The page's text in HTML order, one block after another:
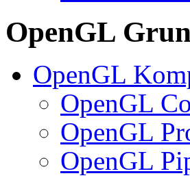
OpenGL
OpenGL
OpenGL
OpenGL
OpenGL